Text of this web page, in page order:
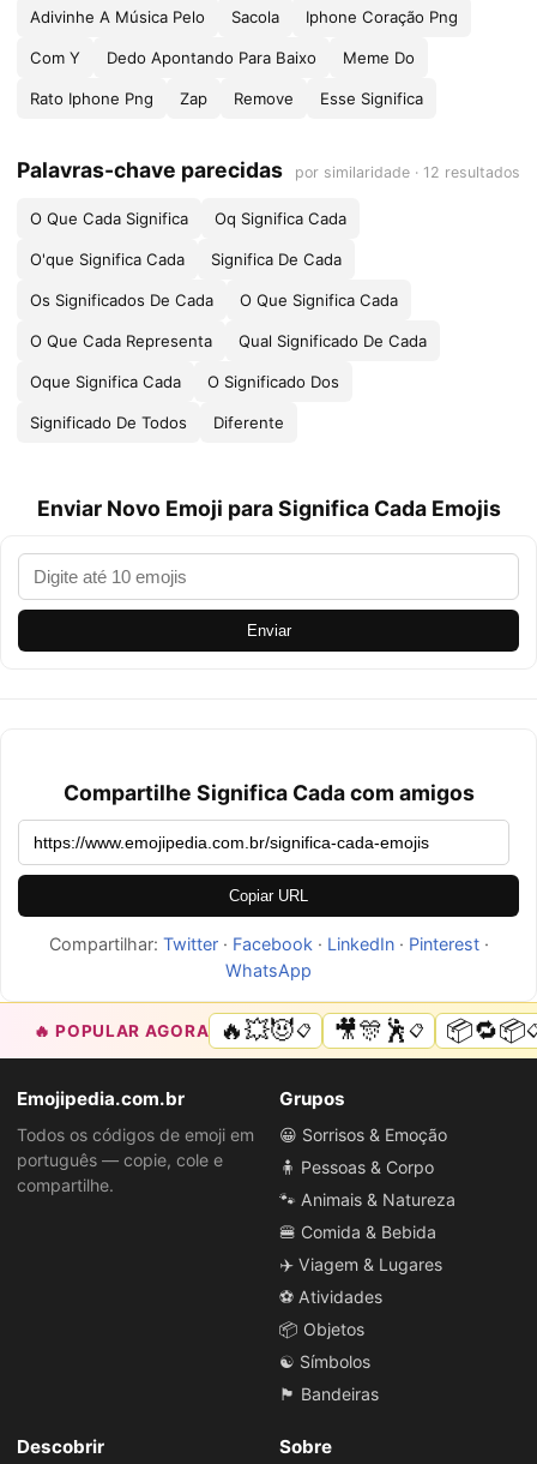
Adivinhe A Música Pelo Sacola Iphone Coração Png
Com Y Dedo Apontando Para Baixo Meme Do
Rato Iphone Png Zap Remove Esse Significa
Palavras-chave parecidas por similaridade · 12 resultados
O Que Cada Significa Oq Significa Cada
O'que Significa Cada Significa De Cada
Os Significados De Cada O Que Significa Cada
O Que Cada Representa Qual Significado De Cada
Oque Significa Cada O Significado Dos
Significado De Todos Diferente
Enviar Novo Emoji para Significa Cada Emojis
Enviar
Compartilhe Significa Cada com amigos
Copiar URL
Compartilhar: Twitter· Facebook · LinkedIn· Pinterest·
WhatsApp
🔥 POPULAR AGORA 🔥💥😈📋 🎥🎊🕺📋 📦🔁📦
Emojipedia.com.br
Todos os códigos de emoji em
português — copie, cole e
compartilhe.
Grupos
😀 Sorrisos & Emoção
🧍 Pessoas & Corpo
🐾 Animais & Natureza
🍔 Comida & Bebida
✈️ Viagem & Lugares
⚽ Atividades
📦 Objetos
☯️ Símbolos
🏴 Bandeiras
Descobrir Sobre